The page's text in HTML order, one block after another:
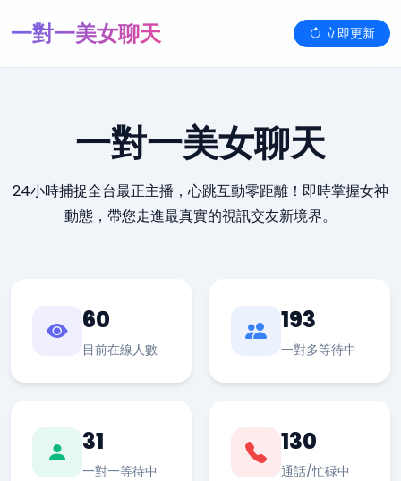
一對一美女聊天 立即更新
一對一美女聊天
24小時捕捉全台最正主播，心跳互動零距離！即時掌握女神
動態，帶您走進最真實的視訊交友新境界。
60
目前在線人數
193
一對多等待中
31
一對一等待中
130
通話/忙碌中